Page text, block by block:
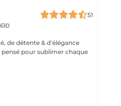
51
de détente & d'élégance
pensé pour sublimer chaque